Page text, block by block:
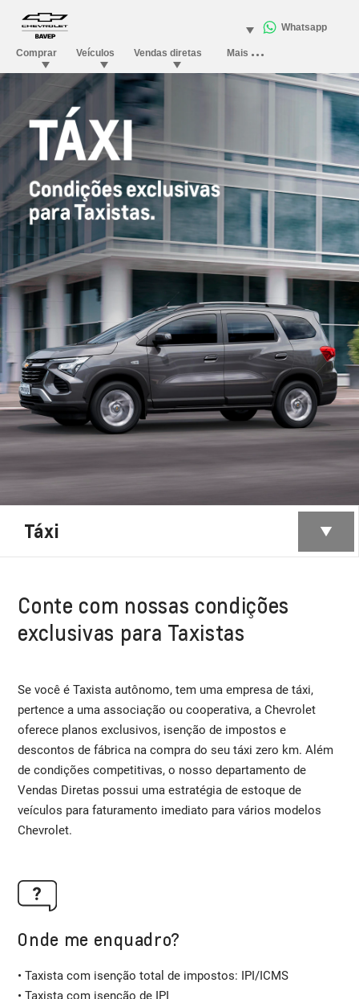
Táxi
Conte com nossas condições
exclusivas para Taxistas
Se você é Taxista autônomo, tem uma empresa de táxi,
pertence a uma associação ou cooperativa, a Chevrolet
oferece planos exclusivos, isenção de impostos e
descontos de fábrica na compra do seu táxi zero km. Além
de condições competitivas, o nosso departamento de
Vendas Diretas possui uma estratégia de estoque de
veículos para faturamento imediato para vários modelos
Chevrolet.
Onde me enquadro?
• Taxista com isenção total de impostos: IPI/ICMS
• Taxista com isenção de IPI